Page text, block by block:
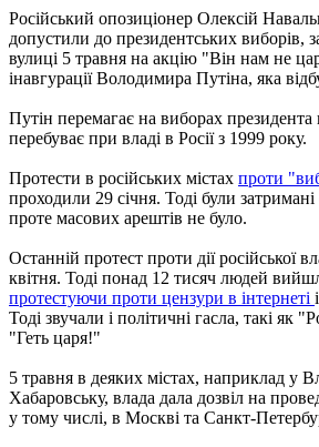
Російський опозиціонер Олексій
допустили до президентських виборів,
вулиці 5 травня на акцію "Він нам не
інавгурації Володимира Путіна, яка
Путін перемагає на виборах президента
перебуває при владі в Росії з 1999 року.
Протести в російських містах проти
проходили 29 січня. Тоді були затримані
проте масових арештів не було.
Останній протест проти дії російської
квітня. Тоді понад 12 тисяч людей
протестуючи проти цензури в інтернеті
Тоді звучали і політичні гасла, такі як
"Геть царя!"
5 травня в деяких містах, наприклад у
Хабаровську, влада дала дозвіл на
у тому числі, в Москві та Санкт-